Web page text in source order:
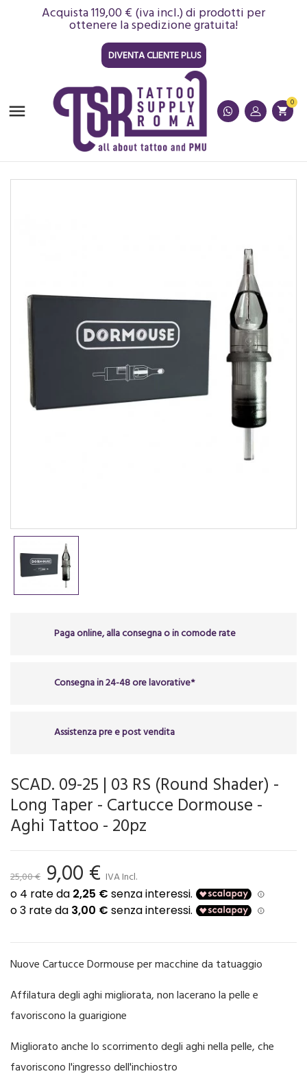
Acquista 119,00 € (iva incl.) di prodotti per
ottenere la spedizione gratuita!
DIVENTA CLIENTE PLUS
 shopping_cart
0
Paga online, alla consegna o in comode rate
Consegna in 24-48 ore lavorative*
Assistenza pre e post vendita
SCAD. 09-25 | 03 RS (Round Shader) -
Long Taper - Cartucce Dormouse -
Aghi Tattoo - 20pz
25,00 € 9,00 € IVA Incl.
Nuove Cartucce Dormouse per macchine da tatuaggio
Affilatura degli aghi migliorata, non lacerano la pelle e
favoriscono la guarigione
Migliorato anche lo scorrimento degli aghi nella pelle, che
favoriscono l'ingresso dell'inchiostro